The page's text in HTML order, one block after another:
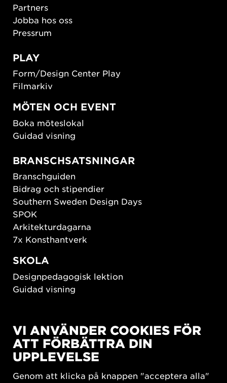
Partners
Jobba hos oss
Pressrum
PLAY
Form/Design Center Play
Filmarkiv
MÖTEN OCH EVENT
Boka möteslokal
Guidad visning
BRANSCHSATSNINGAR
Branschguiden
Bidrag och stipendier
Southern Sweden Design Days
SPOK
Arkitekturdagarna
7x Konsthantverk
SKOLA
Designpedagogisk lektion
Guidad visning
New European Bauhaus
SUSTAINORDIC
Share Future Living
What Matter_s
VI ANVÄNDER COOKIES FÖR
ATT FÖRBÄTTRA DIN
UPPLEVELSE
Genom att klicka på knappen "acceptera alla"